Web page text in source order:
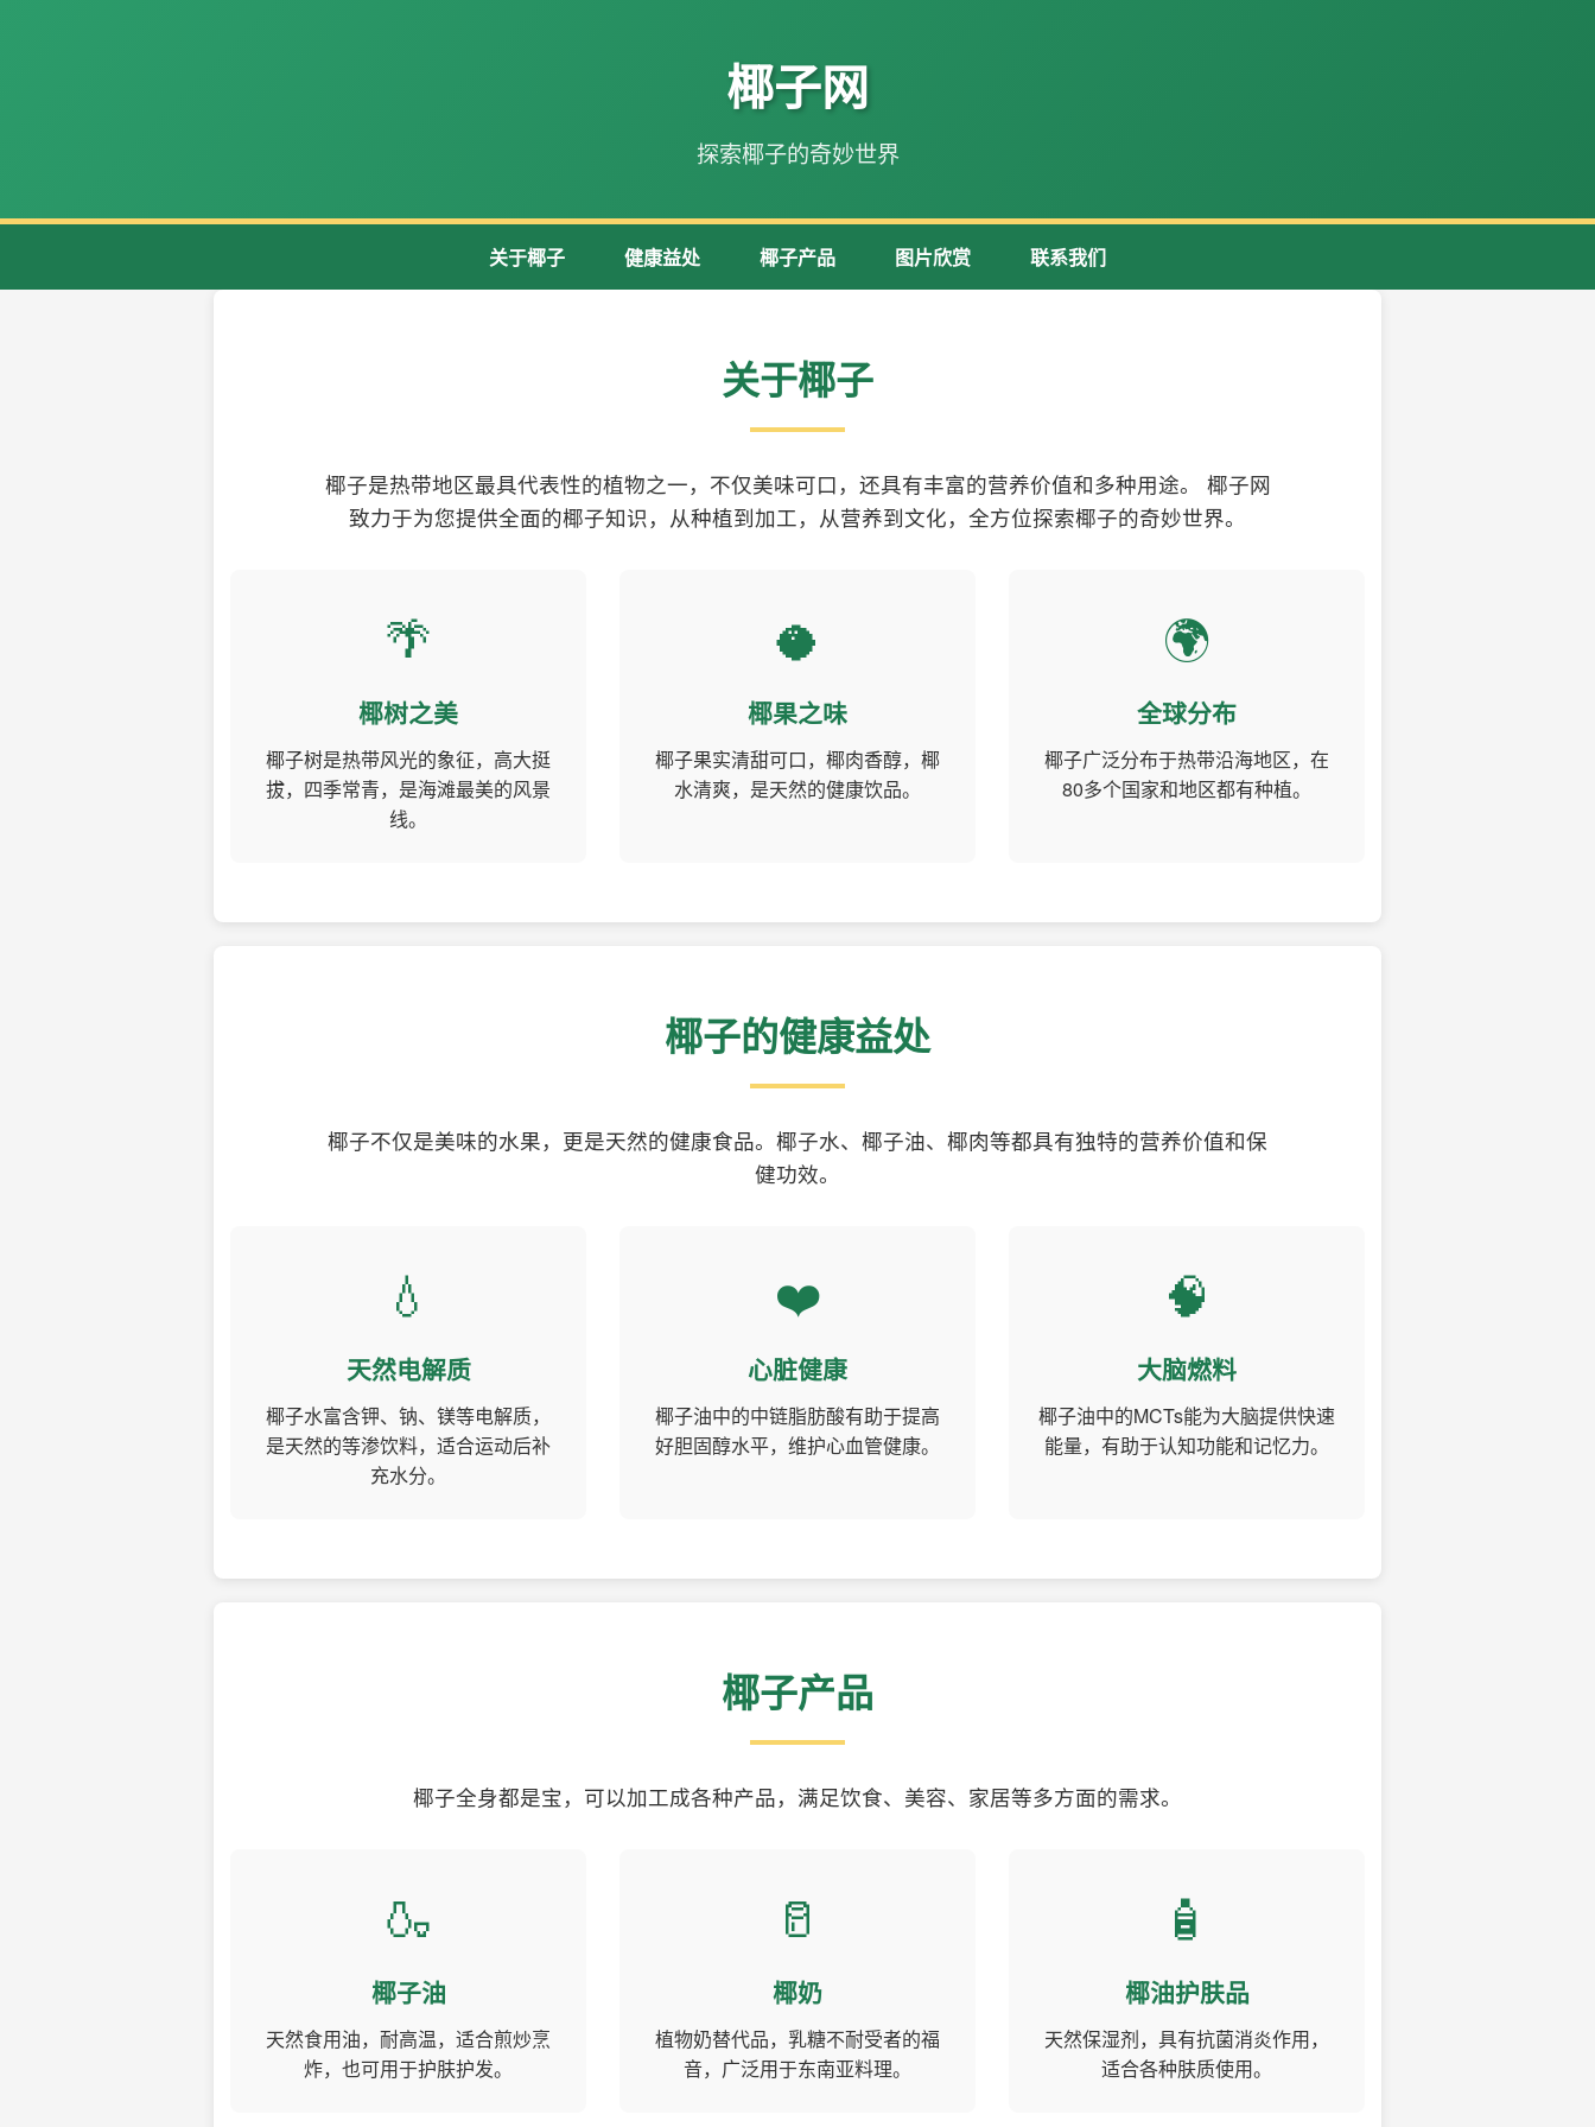
椰子网
探索椰子的奇妙世界
关于椰子 健康益处 椰子产品 图片欣赏 联系我们
关于椰子
椰子是热带地区最具代表性的植物之一，不仅美味可口，还具有丰富的营养价值和多种用途。 椰子网
致力于为您提供全面的椰子知识，从种植到加工，从营养到文化，全方位探索椰子的奇妙世界。
🌴
椰树之美
椰子树是热带风光的象征，高大挺
拔，四季常青，是海滩最美的风景
线。
🥥
椰果之味
椰子果实清甜可口，椰肉香醇，椰
水清爽，是天然的健康饮品。
🌍
全球分布
椰子广泛分布于热带沿海地区，在
80多个国家和地区都有种植。
椰子的健康益处
椰子不仅是美味的水果，更是天然的健康食品。椰子水、椰子油、椰肉等都具有独特的营养价值和保
健功效。
💧
天然电解质
椰子水富含钾、钠、镁等电解质，
是天然的等渗饮料，适合运动后补
充水分。
❤️
心脏健康
椰子油中的中链脂肪酸有助于提高
好胆固醇水平，维护心血管健康。
🧠
大脑燃料
椰子油中的MCTs能为大脑提供快速
能量，有助于认知功能和记忆力。
椰子产品
椰子全身都是宝，可以加工成各种产品，满足饮食、美容、家居等多方面的需求。
🍶
椰子油
天然食用油，耐高温，适合煎炒烹
炸，也可用于护肤护发。
🥛
椰奶
植物奶替代品，乳糖不耐受者的福
音，广泛用于东南亚料理。
🧴
椰油护肤品
天然保湿剂，具有抗菌消炎作用，
适合各种肤质使用。